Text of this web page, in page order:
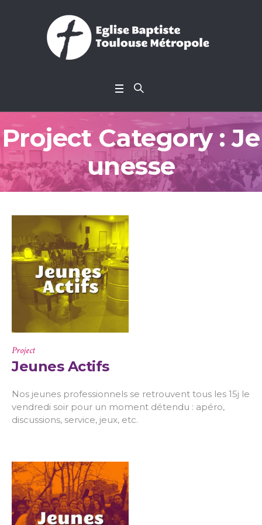
Project Category :Je
unesse
Project
Jeunes Actifs
Nos jeunes professionnels se retrouvent tous les 15j le
vendredi soir pour un moment détendu : apéro,
discussions, service, jeux, etc.